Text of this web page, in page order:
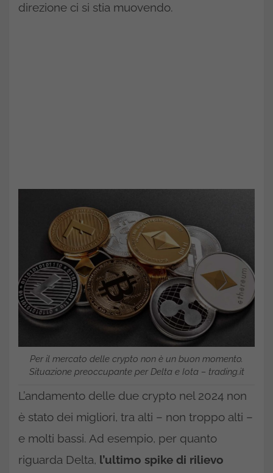
direzione ci si stia muovendo.
Per il mercato delle crypto non è un buon momento.
Situazione preoccupante per Delta e Iota – trading.it
L’andamento delle due crypto nel 2024 non
è stato dei migliori, tra alti – non troppo alti –
e molti bassi. Ad esempio, per quanto
riguarda Delta, l’ultimo spike di rilievo